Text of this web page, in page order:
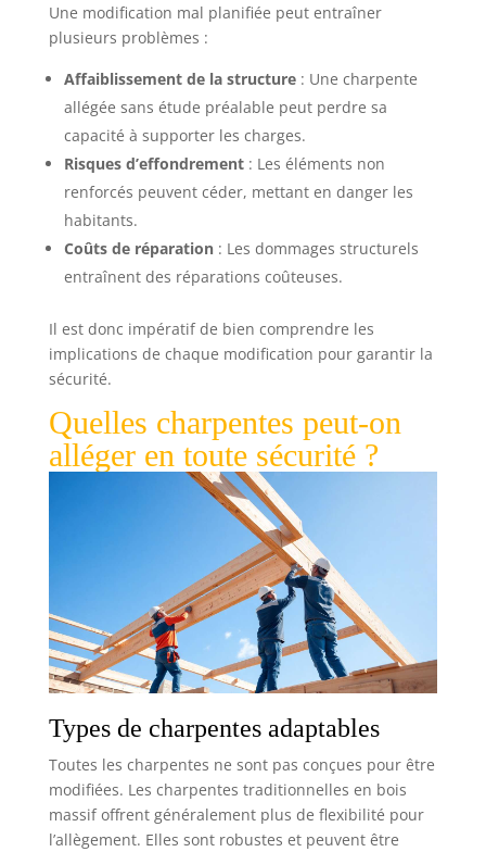
Une modification mal planifiée peut entraîner
plusieurs problèmes :
Affaiblissement de la structure: Une charpente
allégée sans étude préalable peut perdre sa
capacité à supporter les charges.
Risques d’effondrement: Les éléments non
renforcés peuvent céder, mettant en danger les
habitants.
Coûts de réparation: Les dommages structurels
entraînent des réparations coûteuses.
Il est donc impératif de bien comprendre les
implications de chaque modification pour garantir la
sécurité.
Quelles charpentes peut-on
alléger en toute sécurité ?
Types de charpentes adaptables
Toutes les charpentes ne sont pas conçues pour être
modifiées. Les charpentes traditionnelles en bois
massif offrent généralement plus de flexibilité pour
l’allègement. Elles sont robustes et peuvent être